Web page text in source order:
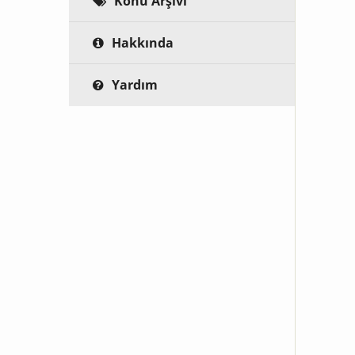
Hakkında
Yardım